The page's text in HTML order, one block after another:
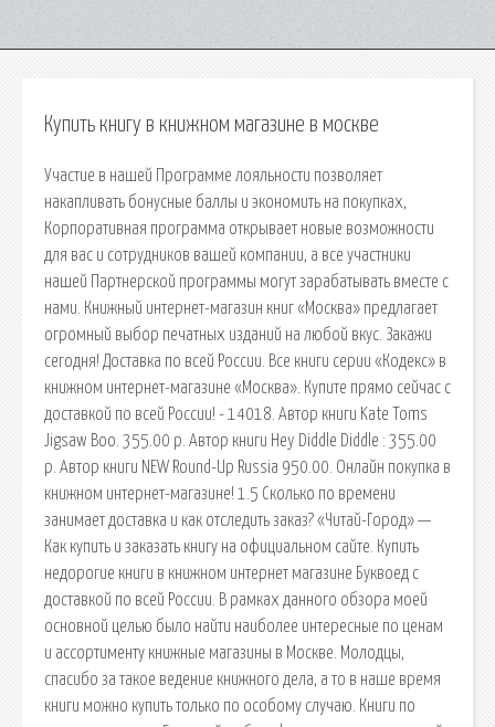
Купить книгу в книжном магазине в москве
Участие в нашей Программе лояльности позволяет
накапливать бонусные баллы и экономить на покупках,
Корпоративная программа открывает новые возможности
для вас и сотрудников вашей компании, а все участники
нашей Партнерской программы могут зарабатывать вместе с
нами. Книжный интернет-магазин книг «Москва» предлагает
огромный выбор печатных изданий на любой вкус. Закажи
сегодня! Доставка по всей России. Все книги серии «Кодекс» в
книжном интернет-магазине «Москва». Купите прямо сейчас с
доставкой по всей России! - 14018. Автор книги Kate Toms
Jigsaw Boo. 355.00 р. Автор книги Hey Diddle Diddle : 355.00
р. Автор книги NEW Round-Up Russia 950.00. Онлайн покупка в
книжном интернет-магазине! 1.5 Сколько по времени
занимает доставка и как отследить заказ? «Читай-Город» —
Как купить и заказать книгу на официальном сайте. Купить
недорогие книги в книжном интернет магазине Буквоед с
доставкой по всей России. В рамках данного обзора моей
основной целью было найти наиболее интересные по ценам
и ассортименту книжные магазины в Москве. Молодцы,
спасибо за такое ведение книжного дела, а то в наше время
книги можно купить только по особому случаю. Книги по